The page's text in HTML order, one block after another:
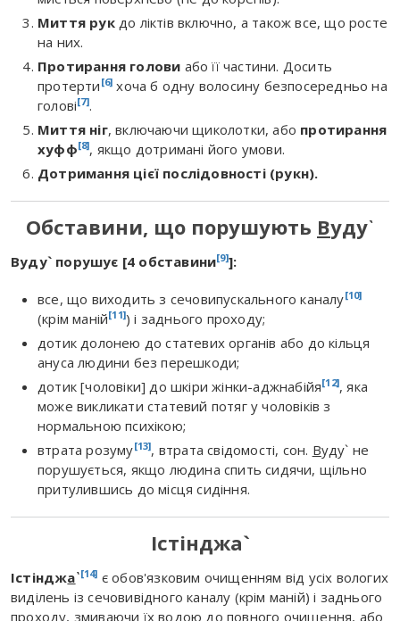
Миття рукдо ліктів включно, а також все, що росте
на них.
Протирання голови або її частини. Досить
протерти [6] хоча б одну волосину безпосередньо на
голові[7].
Миття ніг, включаючи щиколотки, або протирання
хуфф[8], якщо дотримані його умови.
Дотримання цієї послідовності (рукн).
Обставини, що порушують Вуду`
Вуду` порушує [4 обставини[9]]:
все, що виходить з сечовипускального каналу[10]
(крім маній[11]) і заднього проходу;
дотик долонею до статевих органів або до кільця
ануса людини без перешкоди;
дотик [чоловіки] до шкіри жінки-аджнабійя[12], яка
може викликати статевий потяг у чоловіків з
нормальною психікою;
втрата розуму[13], втрата свідомості, сон. Вуду` не
порушується, якщо людина спить сидячи, щільно
притулившись до місця сидіння.
Істінджа`
Істінджа`[14] є обов'язковим очищенням від усіх вологих
виділень із сечовивідного каналу (крім маній) і заднього
проходу, змиваючи їх водою до повного очищення, або